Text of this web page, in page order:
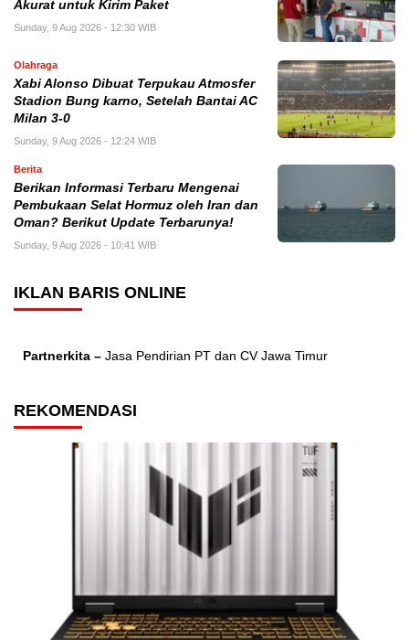
Akurat untuk Kirim Paket
Sunday, 9 Aug 2026 - 12:30 WIB
Olahraga
Xabi Alonso Dibuat Terpukau Atmosfer
Stadion Bung karno, Setelah Bantai AC
Milan 3-0
Sunday, 9 Aug 2026 - 12:24 WIB
Berita
Berikan Informasi Terbaru Mengenai
Pembukaan Selat Hormuz oleh Iran dan
Oman? Berikut Update Terbarunya!
Sunday, 9 Aug 2026 - 10:41 WIB
IKLAN BARIS ONLINE
Partnerkita – Jasa Pendirian PT dan CV Jawa Timur
REKOMENDASI